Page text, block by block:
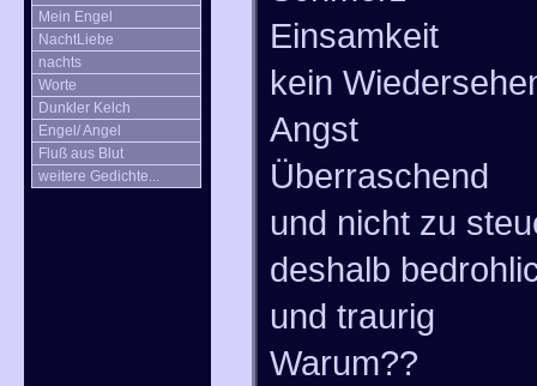
Mein Engel
NachtLiebe
nachts
Worte
Dunkler Kelch
Engel/ Angel
Fluß aus Blut
weitere Gedichte...
Einsamkeit
kein
Angst
Überraschend
und nicht zu
deshalb
und traurig
Warum??